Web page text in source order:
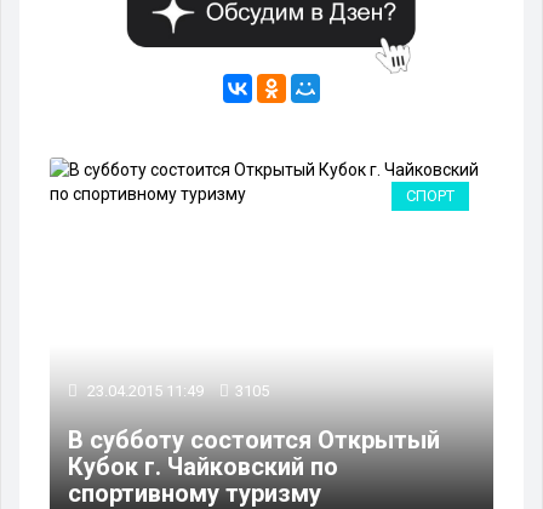
СПОРТ
23.04.2015 11:49 3105
В субботу состоится Открытый
Кубок г. Чайковский по
спортивному туризму